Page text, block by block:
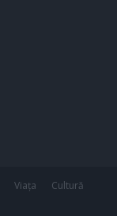
Viața
Cultură